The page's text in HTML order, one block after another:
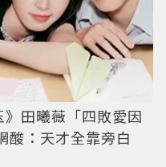
田曦薇「四敗愛因
酸：天才全靠旁白